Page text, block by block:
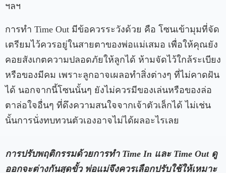
ฯลฯ
การทำ Time Out มีข้อควรระวังด้วย คือ โซนเข้ามุมที่จัด
เตรียมไว้ควรอยู่ในสายตาของพ่อแม่เสมอ เพื่อให้คุณยัง
คอยสังเกตความปลอดภัยให้ลูกได้ ห้ามจัดไว้ใกล้ระเบียง
หรือของมีคม เพราะลูกอาจเผลอทำสิ่งต่างๆ ที่ไม่คาดฝัน
ได้ นอกจากนี้โซนนั้นๆ ยังไม่ควรมีของเล่นหรือของล่อ
ตาล่อใจอื่นๆ ที่ดึงความสนใจจากเจ้าตัวเล็กได้ ไม่เช่น
นั้นการนั่งทบทวนตัวเองอาจไม่ได้ผลอะไรเลย
การปรับพฤติกรรมด้วยการทำ Time In และ Time Out ดู
ออกจะต่างกันสุดขั้ว พ่อแม่จึงควรเลือกปรับใช้ให้เหมาะ